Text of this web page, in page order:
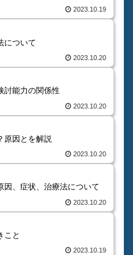
2023.10.19
について
2023.10.20
討能力の関係性
2023.10.20
原因とを解説
2023.10.20
因、症状、治療法について
2023.10.20
こと
2023.10.19